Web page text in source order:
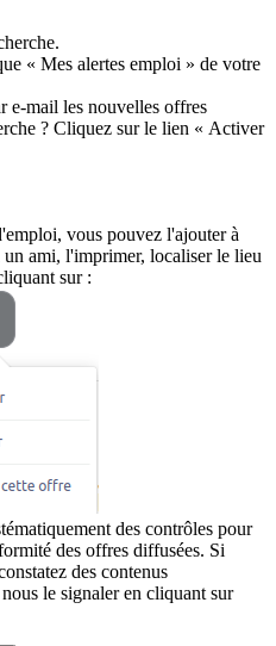
« Mes alertes emploi » de votre
e-mail les nouvelles offres
? Cliquez sur le lien « Activer
vous pouvez l'ajouter à
ami, l'imprimer, localiser le lieu
sur :
des contrôles pour
des offres diffusées. Si
des contenus
le signaler en cliquant sur